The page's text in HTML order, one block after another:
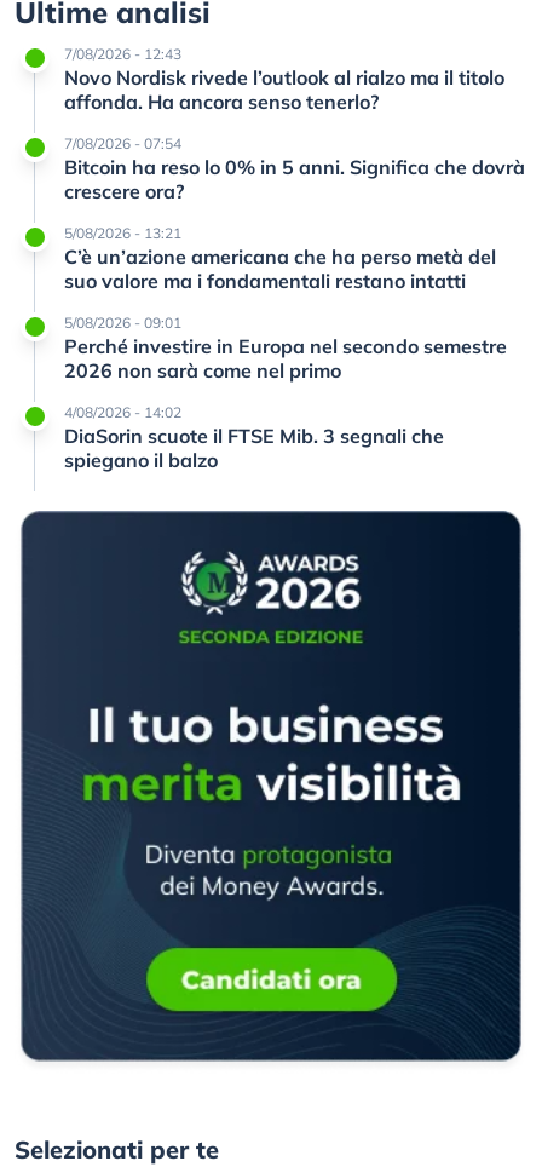
Ultime analisi
7/08/2026 - 12:43
Novo Nordisk rivede l’outlook al rialzo ma il titolo
affonda. Ha ancora senso tenerlo?
7/08/2026 - 07:54
Bitcoin ha reso lo 0% in 5 anni. Significa che dovrà
crescere ora?
5/08/2026 - 13:21
C’è un’azione americana che ha perso metà del
suo valore ma i fondamentali restano intatti
5/08/2026 - 09:01
Perché investire in Europa nel secondo semestre
2026 non sarà come nel primo
4/08/2026 - 14:02
DiaSorin scuote il FTSE Mib. 3 segnali che
spiegano il balzo
Selezionati per te